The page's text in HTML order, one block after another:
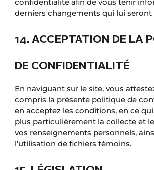
confidentialité afin de vous tenir
derniers changements qui lui seront
14. ACCEPTATION DE LA
DE CONFIDENTIALITÉ
En naviguant sur le site, vous
compris la présente politique de
en acceptez les conditions, en ce
plus particulièrement la collecte et
vos renseignements personnels,
l’utilisation de fichiers témoins.